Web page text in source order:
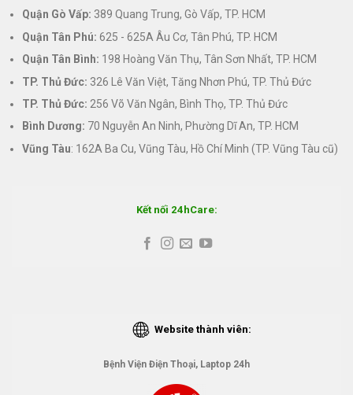
Quận Gò Vấp: 389 Quang Trung, Gò Vấp, TP. HCM
Quận Tân Phú: 625 - 625A Âu Cơ, Tân Phú, TP. HCM
Quận Tân Bình: 198 Hoàng Văn Thụ, Tân Sơn Nhất, TP. HCM
TP. Thủ Đức: 326 Lê Văn Việt, Tăng Nhơn Phú, TP. Thủ Đức
TP. Thủ Đức: 256 Võ Văn Ngân, Bình Thọ, TP. Thủ Đức
Bình Dương: 70 Nguyễn An Ninh, Phường Dĩ An, TP. HCM
Vũng Tàu: 162A Ba Cu, Vũng Tàu, Hồ Chí Minh (TP. Vũng Tàu cũ)
Kết nối 24hCare:
Website thành viên:
Bệnh Viện Điện Thoại, Laptop 24h